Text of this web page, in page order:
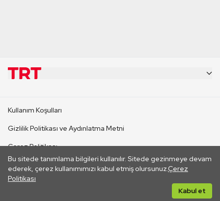
Bu sitede tanımlama bilgileri kullanılır. Sitede gezinmeye devam
ederek, çerez kullanımımızı kabul etmiş olursunuz.Çerez
Politikası
Kabul et
CANLI YAYINLAR
Kullanım Koşulları
Gizlilik Politikası ve Aydınlatma Metni
Çerez Politikası
İletişim
Her hakkı saklıdır. ©2026 TRT. Bağlantı yoluyla gidilen dış